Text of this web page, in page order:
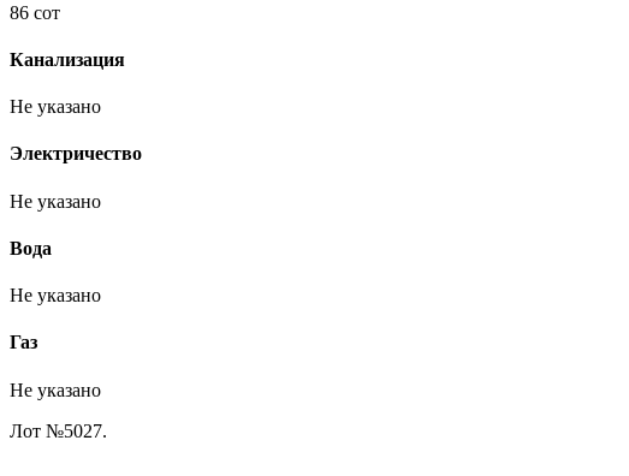
86 сот
Канализация
Не указано
Электричество
Не указано
Вода
Не указано
Газ
Не указано
Лот №5027.